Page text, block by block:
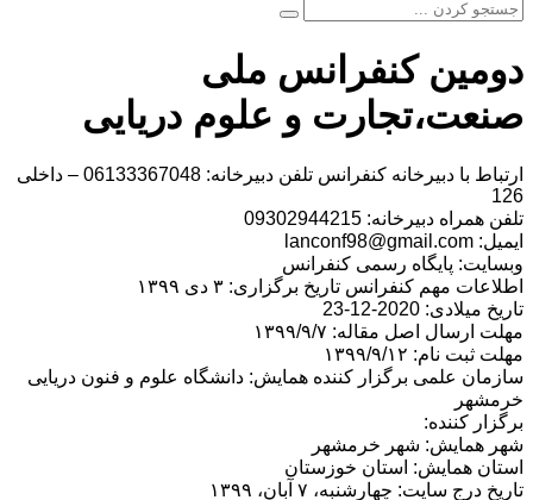
دومین کنفرانس ملی
صنعت،تجارت و علوم دریایی
ارتباط با دبیرخانه کنفرانس تلفن دبیرخانه: 06133367048 – داخلی
126
تلفن همراه دبیرخانه: 09302944215
ایمیل: lanconf98@gmail.com
وبسایت: پایگاه رسمی کنفرانس
اطلاعات مهم کنفرانس تاریخ برگزاری: ۳ دی ۱۳۹۹
تاریخ میلادی: 2020-12-23
مهلت ارسال اصل مقاله: ۱۳۹۹/۹/۷
مهلت ثبت نام: ۱۳۹۹/۹/۱۲
سازمان علمی برگزار کننده همایش: دانشگاه علوم و فنون دریایی
خرمشهر
برگزار کننده:
شهر همایش: شهر خرمشهر
استان همایش: استان خوزستان
تاریخ درج سایت: چهارشنبه، ۷ آبان، ۱۳۹۹